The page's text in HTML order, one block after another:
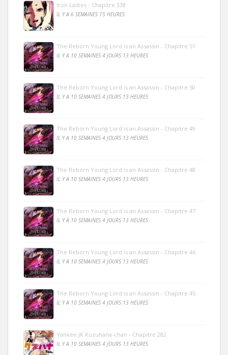
Iron Ladies - Chapitre 338
IL Y A 6 SEMAINES 15 HEURES
The Reborn Young Lord is an Assassin - Chapitre 51
IL Y A 10 SEMAINES 4 JOURS 13 HEURES
The Reborn Young Lord is an Assassin - Chapitre 50
IL Y A 10 SEMAINES 4 JOURS 13 HEURES
The Reborn Young Lord is an Assassin - Chapitre 49
IL Y A 10 SEMAINES 4 JOURS 13 HEURES
The Reborn Young Lord is an Assassin - Chapitre 48
IL Y A 10 SEMAINES 4 JOURS 13 HEURES
The Reborn Young Lord is an Assassin - Chapitre 47
IL Y A 10 SEMAINES 4 JOURS 13 HEURES
The Reborn Young Lord is an Assassin - Chapitre 46
IL Y A 10 SEMAINES 4 JOURS 13 HEURES
The Reborn Young Lord is an Assassin - Chapitre 45
IL Y A 10 SEMAINES 4 JOURS 13 HEURES
Yankee JK Kuzuhana-chan - Chapitre 282
IL Y A 10 SEMAINES 4 JOURS 13 HEURES